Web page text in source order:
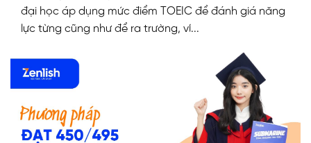
đại học áp dụng mức điểm TOEIC để đánh giá năng
lực từng cũng như để ra trường, ví...